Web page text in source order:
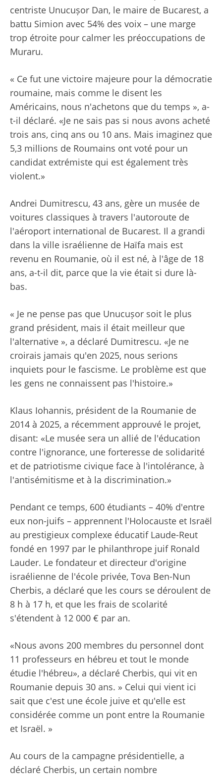
centriste Unucușor Dan, le maire de Bucarest, a
battu Simion avec 54% des voix – une marge
trop étroite pour calmer les préoccupations de
Muraru.
« Ce fut une victoire majeure pour la démocratie
roumaine, mais comme le disent les
Américains, nous n'achetons que du temps », a-
t-il déclaré. «Je ne sais pas si nous avons acheté
trois ans, cinq ans ou 10 ans. Mais imaginez que
5,3 millions de Roumains ont voté pour un
candidat extrémiste qui est également très
violent.»
Andrei Dumitrescu, 43 ans, gère un musée de
voitures classiques à travers l'autoroute de
l'aéroport international de Bucarest. Il a grandi
dans la ville israélienne de Haïfa mais est
revenu en Roumanie, où il est né, à l'âge de 18
ans, a-t-il dit, parce que la vie était si dure là-
bas.
« Je ne pense pas que Unucușor soit le plus
grand président, mais il était meilleur que
l'alternative », a déclaré Dumitrescu. «Je ne
croirais jamais qu'en 2025, nous serions
inquiets pour le fascisme. Le problème est que
les gens ne connaissent pas l'histoire.»
Klaus Iohannis, président de la Roumanie de
2014 à 2025, a récemment approuvé le projet,
disant: «Le musée sera un allié de l'éducation
contre l'ignorance, une forteresse de solidarité
et de patriotisme civique face à l'intolérance, à
l'antisémitisme et à la discrimination.»
Pendant ce temps, 600 étudiants – 40% d'entre
eux non-juifs – apprennent l'Holocauste et Israël
au prestigieux complexe éducatif Laude-Reut
fondé en 1997 par le philanthrope juif Ronald
Lauder. Le fondateur et directeur d'origine
israélienne de l'école privée, Tova Ben-Nun
Cherbis, a déclaré que les cours se déroulent de
8 h à 17 h, et que les frais de scolarité
s'étendent à 12 000 € par an.
«Nous avons 200 membres du personnel dont
11 professeurs en hébreu et tout le monde
étudie l'hébreu», a déclaré Cherbis, qui vit en
Roumanie depuis 30 ans. » Celui qui vient ici
sait que c'est une école juive et qu'elle est
considérée comme un pont entre la Roumanie
et Israël. »
Au cours de la campagne présidentielle, a
déclaré Cherbis, un certain nombre